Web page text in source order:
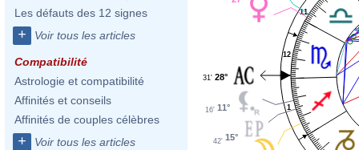
Les défauts des 12 signes
+ Voir tous les articles
Compatibilité
Astrologie et compatibilité
Affinités et conseils
Affinités de couples célèbres
+ Voir tous les articles
1
11
12
28°
31'
11°
16'
15°
42'